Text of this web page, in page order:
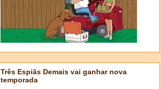
Três Espiãs Demais vai ganhar nova
temporada